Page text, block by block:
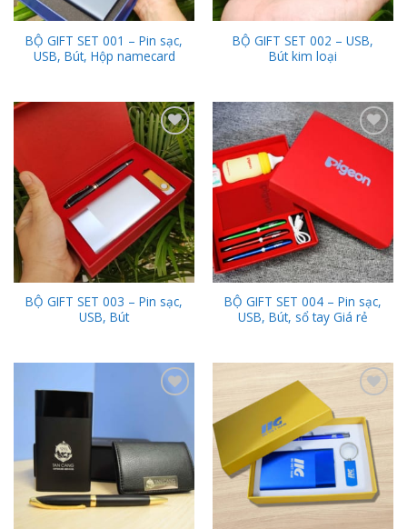
BỘ GIFT SET 001 – Pin sạc,
USB, Bút, Hộp namecard
BỘ GIFT SET 002 – USB,
Bút kim loại
Add to
Wishlist
BỘ GIFT SET 003 – Pin sạc,
USB, Bút
Add to
BỘ GIFT SET 004 – Pin sạc,
USB, Bút, sổ tay Giá rẻ
Wishlist